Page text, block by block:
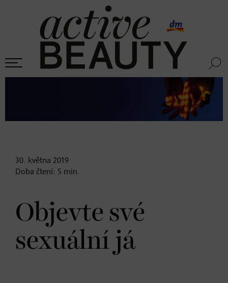
30. května 2019
Doba čtení: 5 min.
Objevte své
sexuální já